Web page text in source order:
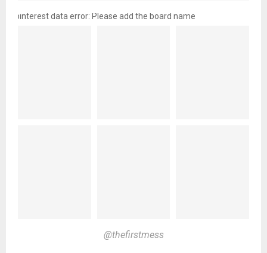
pinterest data error: Please add the board name
@thefirstmess